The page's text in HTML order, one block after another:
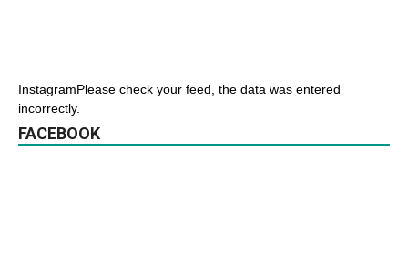
InstagramPlease check your feed, the data was entered
incorrectly.
FACEBOOK